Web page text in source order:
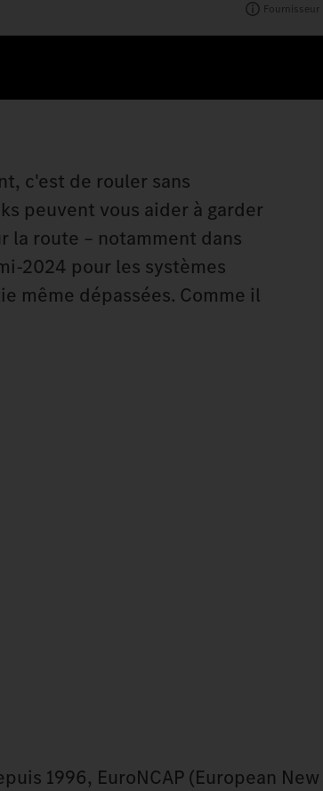
Fournisseur
c'est de rouler sans
peuvent vous aider à garder
la route – notamment dans
2024 pour les systèmes
même dépassées. Comme il
1996, EuroNCAP (European